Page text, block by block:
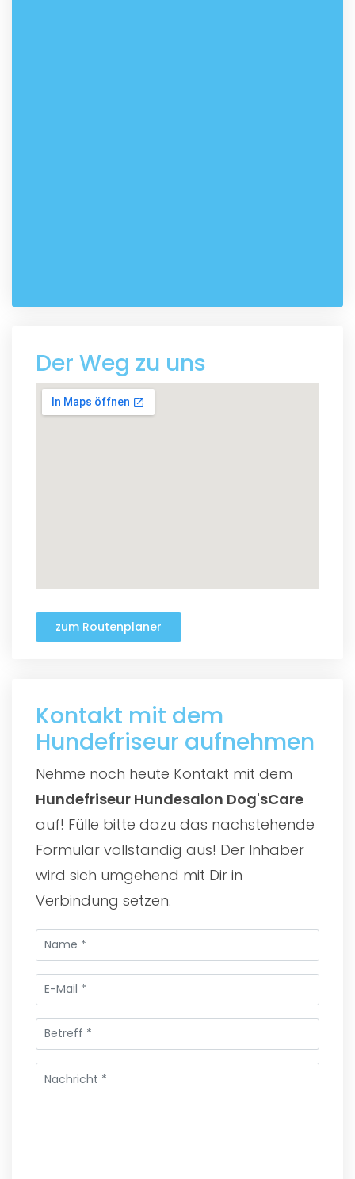
Der Weg zu uns
zum Routenplaner
Kontakt mit dem
Hundefriseur aufnehmen
Nehme noch heute Kontakt mit dem
Hundefriseur Hundesalon Dog'sCare
auf! Fülle bitte dazu das nachstehende
Formular vollständig aus! Der Inhaber
wird sich umgehend mit Dir in
Verbindung setzen.